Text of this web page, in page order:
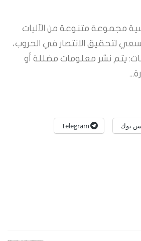
مجموعة متنوعة من الآليات
لتحقيق الانتصار في الحروب،
يتم نشر معلومات مضللة أو
بوك Telegram